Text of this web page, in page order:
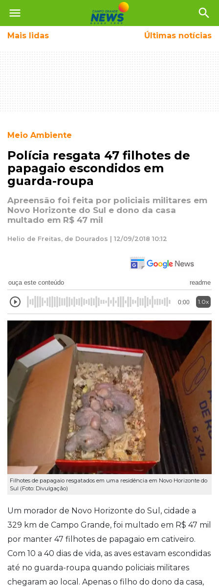
menu search
Mais lidas Últimas notícias
Meio Ambiente
Polícia resgata 47 filhotes de
papagaio escondidos em
guarda-roupa
Apreensão foi feita por policiais militares em
Novo Horizonte do Sul e dono da casa
multado em R$ 47 mil
Helio de Freitas, de Dourados | 12/09/2018 10:12
ouça este conteúdo readme
0:00 1.0x
Filhotes de papagaio resgatados em uma residência em Novo Horizonte do
Sul (Foto: Divulgação)
Um morador de Novo Horizonte do Sul, cidade a
329 km de Campo Grande, foi multado em R$ 47 mil
por manter 47 filhotes de papagaio em cativeiro.
Com 10 a 40 dias de vida, as aves estavam escondidas
até no guarda-roupa quando policiais militares
chegaram ao local. Apenas o filho do dono da casa,